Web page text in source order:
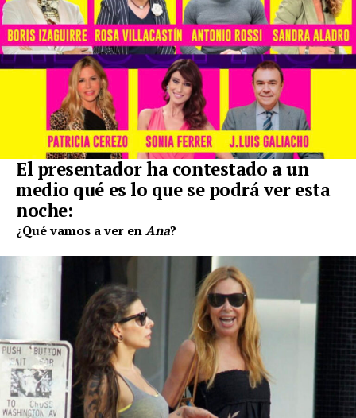
El presentador ha contestado a un
medio qué es lo que se podrá ver esta
noche:
¿Qué vamos a ver enAna?